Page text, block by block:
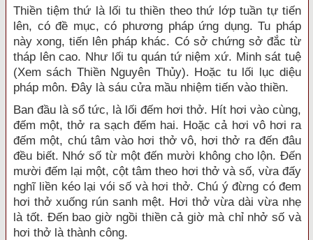
Thiền tiệm thứ là lối tu thiền theo thứ lớp tuần tự tiến
lên, có đề mục, có phương pháp ứng dụng. Tu pháp
này xong, tiến lên pháp khác. Có sở chứng sở đắc từ
tháp lên cao. Như lối tu quán tứ niệm xứ. Minh sát tuệ
(Xem sách Thiền Nguyên Thủy). Hoặc tu lối lục diệu
pháp môn. Ðây là sáu cửa mầu nhiệm tiến vào thiền.
Ban đầu là sổ tức, là lối đếm hơi thở. Hít hơi vào cùng,
đếm một, thở ra sạch đếm hai. Hoặc cả hơi vô hơi ra
đếm một, chú tâm vào hơi thở vô, hơi thở ra đến đâu
đều biết. Nhớ số từ một đến mười không cho lộn. Ðến
mười đếm lại một, cột tâm theo hơi thở và số, vừa đấy
nghĩ liền kéo lại vói số và hơi thở. Chú ý đừng có đem
hơi thở xuống rún sanh mệt. Hơi thở vừa dài vừa nhẹ
là tốt. Ðến bao giờ ngồi thiền cả giờ mà chỉ nhở số và
hơi thở là thành công.